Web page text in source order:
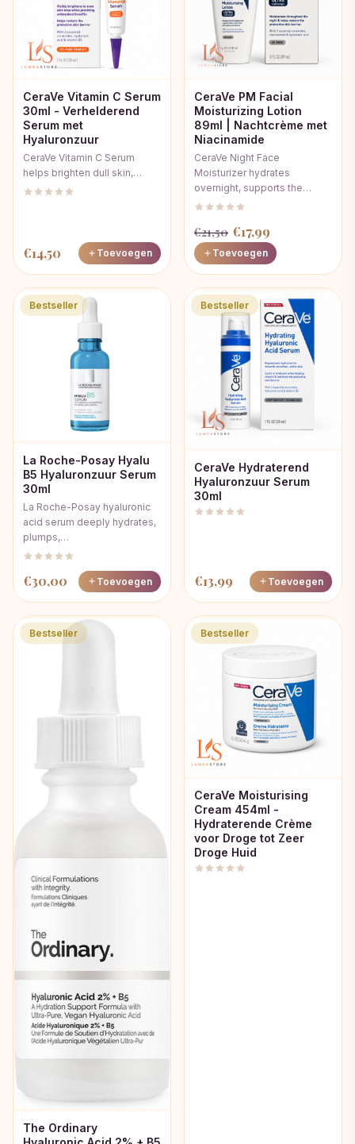
CeraVe Vitamin C Serum
30ml - Verhelderend
Serum met
Hyaluronzuur
CeraVe Vitamin C Serum
helps brighten dull skin,…
€14,50 Toevoegen
CeraVe PM Facial
Moisturizing Lotion
89ml | Nachtcrème met
Niacinamide
CeraVe Night Face
Moisturizer hydrates
overnight, supports the…
€21,50 Oorspronkelijke
prijs
was:
€21,50.
€17,99
prijs
is:
€17,99.
Toevoegen
Bestseller
La Roche-Posay Hyalu
B5 Hyaluronzuur Serum
30ml
La Roche-Posay hyaluronic
acid serum deeply hydrates,
plumps,…
€30,00 Toevoegen
Bestseller
CeraVe Hydraterend
Hyaluronzuur Serum
30ml
€13,99 Toevoegen
Bestseller
The Ordinary
Bestseller
CeraVe Moisturising
Cream 454ml -
Hydraterende Crème
voor Droge tot Zeer
Droge Huid